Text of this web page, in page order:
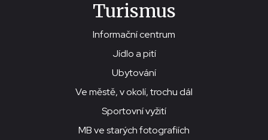
Turismus
Informační centrum
Jídlo a pití
Ubytování
Ve městě, v okolí, trochu dál
Sportovní vyžití
MB ve starých fotografiích